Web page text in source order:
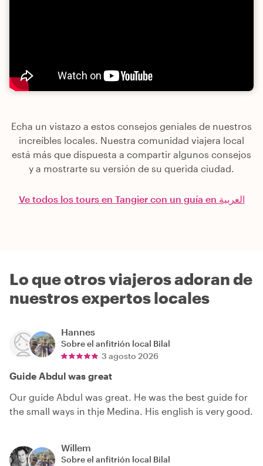
Echa un vistazo a estos consejos geniales de nuestros
increíbles locales. Nuestra comunidad viajera local
está más que dispuesta a compartir algunos consejos
y a mostrarte su versión de su querida ciudad.
Ve todos los tours en Tangier con un guía en العربية
Lo que otros viajeros adoran de
nuestros expertos locales
Hannes
Sobre el anfitrión local Bilal
3 agosto 2026
Guide Abdul was great
Our guide Abdul was great. He was the best guide for
the small ways in thje Medina. His english is very good.
Willem
Sobre el anfitrión local Bilal